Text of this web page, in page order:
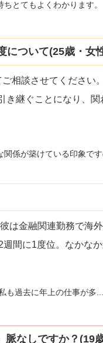
とてもよくわかります。
ついて(25歳・女性
相談させてください
き継ぐことになり、
係が築けている印象です
は金融関連勤務で海
間に1度位。なかな
も過去に年上の仕事が多...
なしですか？(19歳